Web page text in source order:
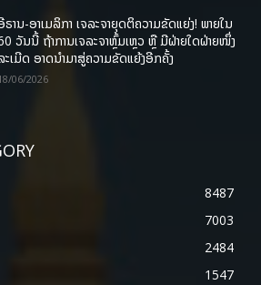
ຣານ-ອາເມລິກາ ເຈລະຈາຍຸດຕິຄວາມຂັດແຍ່ງ! ພາຍໃນ
ວັນນີ້ ຖ້າການເຈລະຈາຫຼົ້ມເຫຼວ ຫຼື ມີຝ່າຍໃດຝ່າຍໜຶ່ງ
ະເມີດ ອາດນໍາມາສູ່ຄວາມຂັດແຍ້ງອີກຄັ້ງ
06/2026
8487
7003
2484
1547